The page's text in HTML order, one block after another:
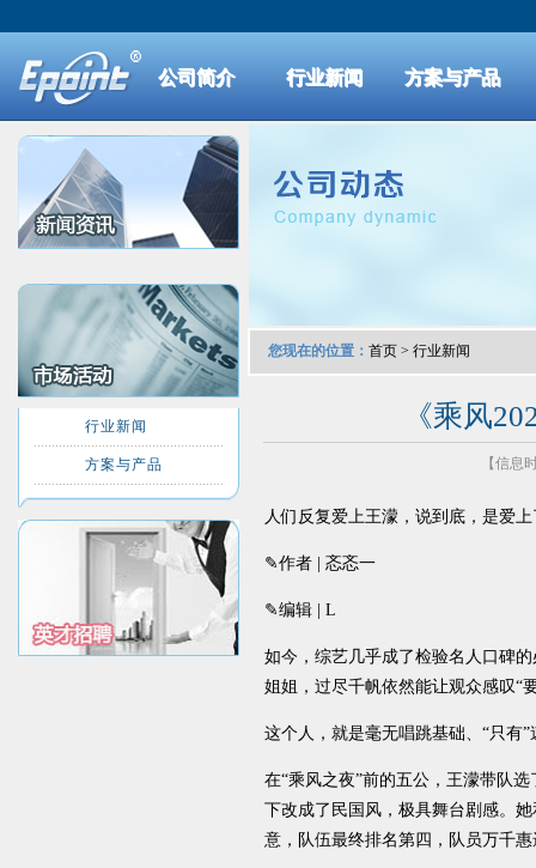
公司简介 行业新闻 方案与产品
行业新闻
方案与产品
您现在的位置： 首页 > 行业新闻
《乘风
【信息
人们反复爱上王濛，说到底，是爱
✎作者 | 忞忞一
✎编辑 | L
如今，综艺几乎成了检验名人口碑
姐姐，过尽千帆依然能让观众感叹“
这个人，就是毫无唱跳基础、“只有
在“乘风之夜”前的五公，王濛带队
下改成了民国风，极具舞台剧感。
意，队伍最终排名第四，队员万千